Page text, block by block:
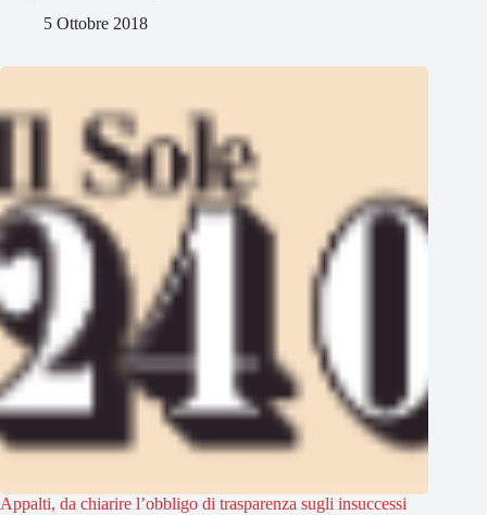
5 Ottobre 2018
Appalti, da chiarire l’obbligo di trasparenza sugli insuccessi